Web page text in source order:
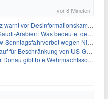
vor 8 Minuten
Desinformationskampagne gegen Merz
Arabien: Was bedeutet der neue Pakt?
wegen Niedrigwasser aus
Beschränkung von US-Geburtsrecht
gibt tote Wehrmachtssoldaten frei